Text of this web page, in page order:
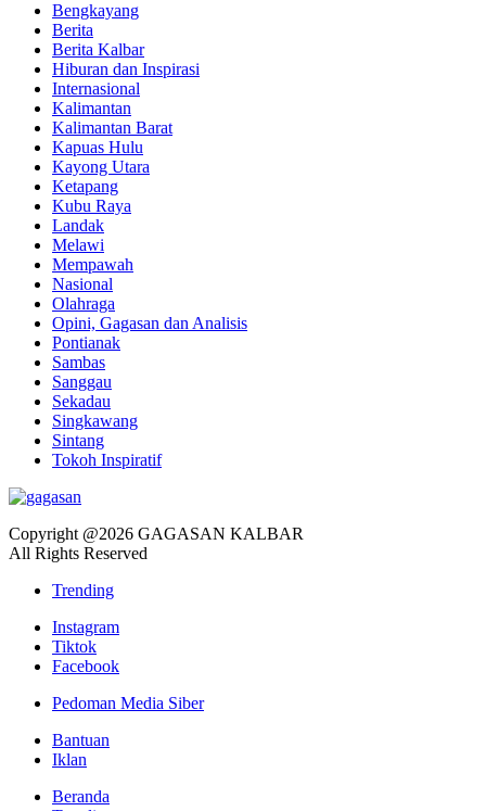
Bengkayang
Berita
Berita Kalbar
Hiburan dan Inspirasi
Internasional
Kalimantan
Kalimantan Barat
Kapuas Hulu
Kayong Utara
Ketapang
Kubu Raya
Landak
Melawi
Mempawah
Nasional
Olahraga
Opini, Gagasan dan Analisis
Pontianak
Sambas
Sanggau
Sekadau
Singkawang
Sintang
Tokoh Inspiratif
Copyright @2026 GAGASAN KALBAR
All Rights Reserved
Trending
Instagram
Tiktok
Facebook
Pedoman Media Siber
Bantuan
Iklan
Beranda